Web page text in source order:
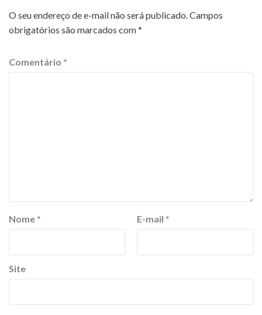
O seu endereço de e-mail não será publicado.Campos
obrigatórios são marcados com*
Comentário *
Nome * E-mail *
Site